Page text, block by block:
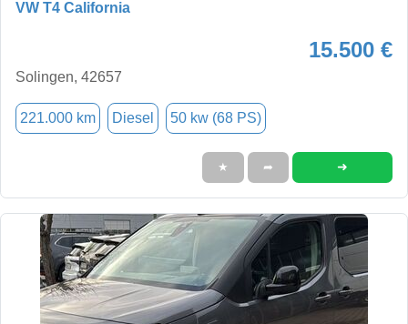
VW T4 California
15.500 €
Solingen, 42657
221.000 km Diesel 50 kw (68 PS)
★ ➦ ➜